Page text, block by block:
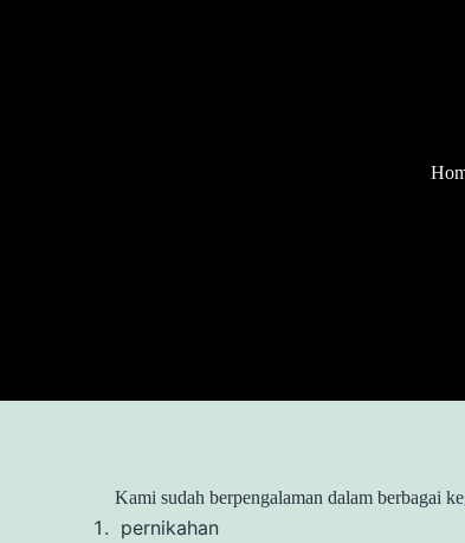
Kami sudah berpengalaman dalam berbagai
pernikahan